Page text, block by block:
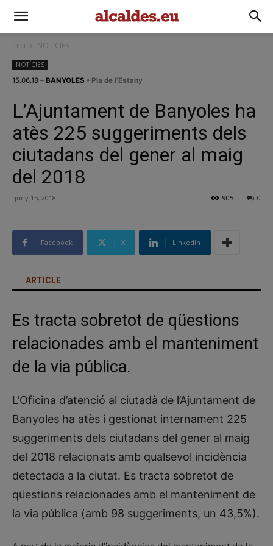
Inici NOTÍCIES
NOTÍCIES
15.06.18 – BANYOLES • Pla de l’Estany
L’Ajuntament de Banyoles ha
atès 225 suggeriments dels
ciutadans del gener al maig
del 2018
juny 15, 2018 0
905
Facebook X Linkedin
ARTICLE
Es tracta sobretot de qüestions
relacionades amb el manteniment
de la via pública.
L’Oficina d’atenció al ciutadà de l’Ajuntament de
Banyoles ha atès i gestionat internament 225
suggeriments dels ciutadans del gener al maig
del 2018 relacionats amb qualsevol incidència
detectada a la ciutat. Es tracta sobretot de
qüestions relacionades amb el manteniment de
la via pública (amb 98 suggeriments, un 43,5%).